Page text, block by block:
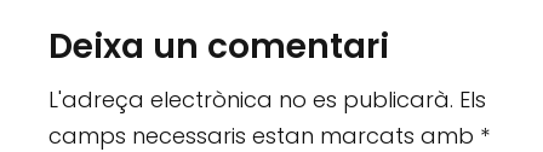
Deixa un comentari
L'adreça electrònica no es publicarà. Els
camps necessaris estan marcats amb *